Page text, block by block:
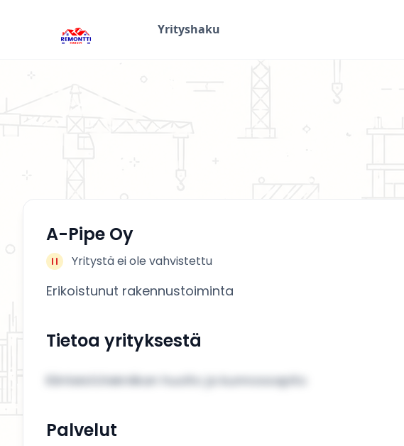
Yrityshaku
A-Pipe Oy
Yritystä ei ole vahvistettu
Erikoistunut rakennustoiminta
Tietoa yrityksestä
Kiinteistötekniikan huolto ja kunnossapito
Palvelut